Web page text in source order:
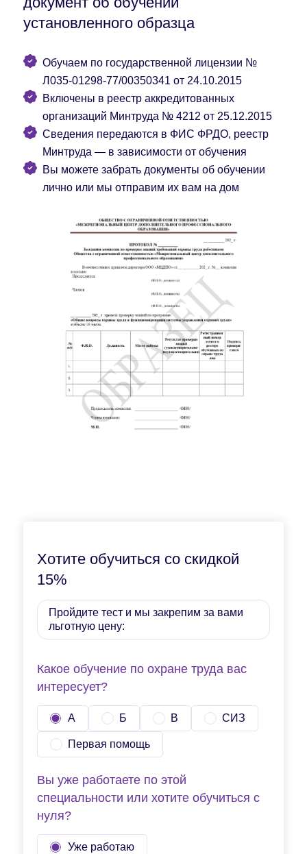
установленного образца
Обучаем по государственной лицензии №
Л035-01298-77/00350341 от 24.10.2015
Включены в реестр аккредитованных
организаций Минтруда № 4212 от 25.12.2015
Сведения передаются в ФИС ФРДО, реестр
Минтруда — в зависимости от обучения
Вы можете забрать документы об обучении
лично или мы отправим их вам на дом
Хотите обучиться со скидкой
15%
Пройдите тест и мы закрепим за вами
льготную цену:
Какое обучение по охране труда вас
интересует?
А Б В СИЗ
Первая помощь
Вы уже работаете по этой
специальности или хотите обучиться с
нуля?
Уже работаю